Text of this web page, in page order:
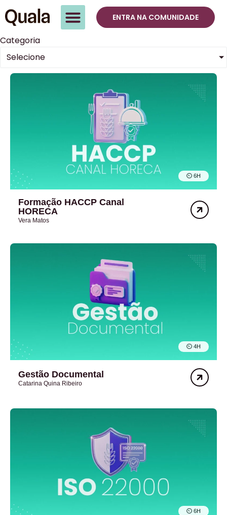
ENTRA NA COMUNIDADE
Categoria
Selecione
⏲︎ 6H
Formação HACCP Canal
HORECA
Vera Matos
⏲︎ 4H
Gestão Documental
Catarina Quina Ribeiro
⏲︎ 6H